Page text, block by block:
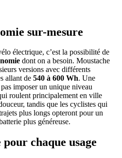
sur-mesure
électrique, c’est la possibilité de
dont on a besoin. Moustache
versions avec différents
allant de 540 à 600 Wh. Une
imposer un unique niveau
roulent principalement en ville
tandis que les cyclistes qui
plus longs opteront pour un
plus généreuse.
chaque usage